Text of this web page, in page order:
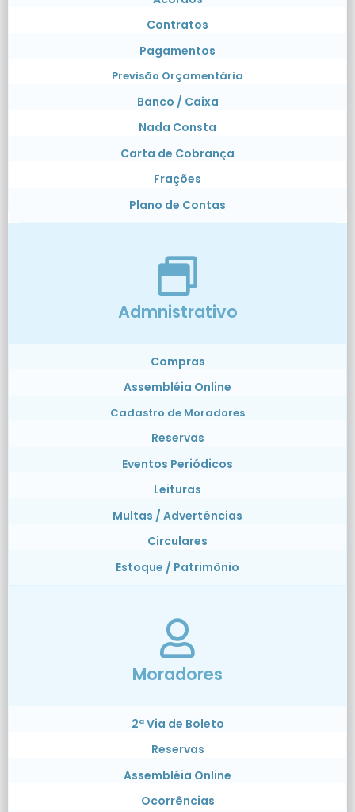
Contratos
Pagamentos
Previsão Orçamentária
Banco / Caixa
Nada Consta
Carta de Cobrança
Frações
Plano de Contas
Admnistrativo
Compras
Assembléia Online
Cadastro de Moradores
Reservas
Eventos Periódicos
Leituras
Multas / Advertências
Circulares
Estoque / Patrimônio
Moradores
2ª Via de Boleto
Reservas
Assembléia Online
Ocorrências